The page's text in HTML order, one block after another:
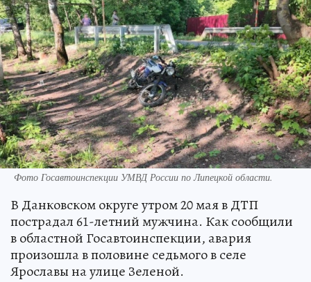
Фото Госавтоинспекции УМВД России по Липецкой области.
В Данковском округе утром 20 мая в ДТП
пострадал 61-летний мужчина. Как сообщили
в областной Госавтоинспекции, авария
произошла в половине седьмого в селе
Ярославы на улице Зеленой.